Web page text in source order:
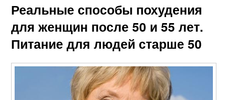
Тренировки при
Питание для набора
Питание во время
Питания для
снижения
Реальные способы похудения
для женщин после 50 и 55 лет.
Питание для людей старше 50